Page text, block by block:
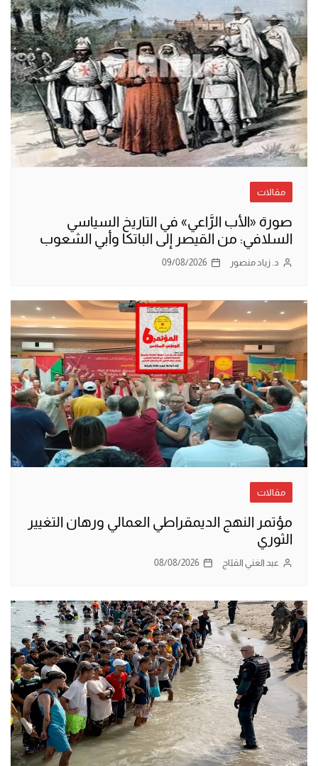
مقالات
صورة «الأب الرَّاعي» في التاريخ السياسي
السلافي: من القيصر إلى الباتكا وأبي الشعوب
د. زياد منصور 09/08/2026
مقالات
مؤتمر النهج الديمقراطي العمالي ورهان التغيير
الثوري
عبد الغني القبّاج 08/08/2026